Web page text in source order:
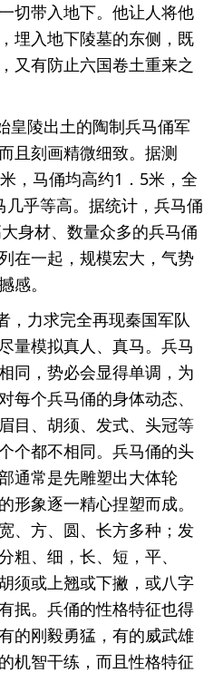
切带入地下。他让人将他
埋入地下陵墓的东侧，既
又有防止六国卷土重来之
陵出土的陶制兵马俑军
且刻画精微细致。据测
，马俑均高约1．5米，全
乎等高。据统计，兵马俑
身材、数量众多的兵马俑
在一起，规模宏大，气势
感。
力求完全再现秦国军队
量模拟真人、真马。兵马
同，势必会显得单调，为
每个兵马俑的身体动态、
目、胡须、发式、头冠等
个都不相同。兵马俑的头
通常是先雕塑出大体轮
形象逐一精心捏塑而成。
、方、圆、长方多种；发
粗、细，长、短，平、
须或上翘或下撇，或八字
抿。兵俑的性格特征也得
的刚毅勇猛，有的威武雄
机智干练，而且性格特征